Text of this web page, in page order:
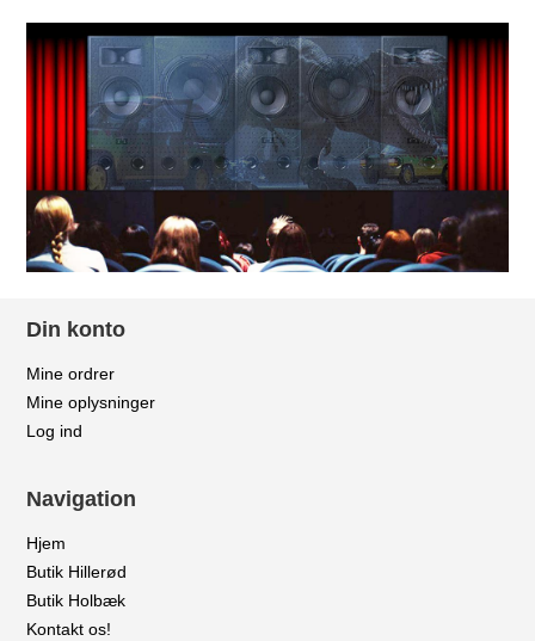
Din konto
Mine ordrer
Mine oplysninger
Log ind
Navigation
Hjem
Butik Hillerød
Butik Holbæk
Kontakt os!